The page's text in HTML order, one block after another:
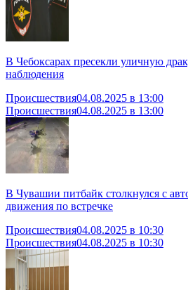
В Чебоксарах пресекли уличную
наблюдения
Происшествия04.08.2025 в 13:00
Происшествия04.08.2025 в 13:00
В Чувашии питбайк столкнулся с
движения по встречке
Происшествия04.08.2025 в 10:30
Происшествия04.08.2025 в 10:30